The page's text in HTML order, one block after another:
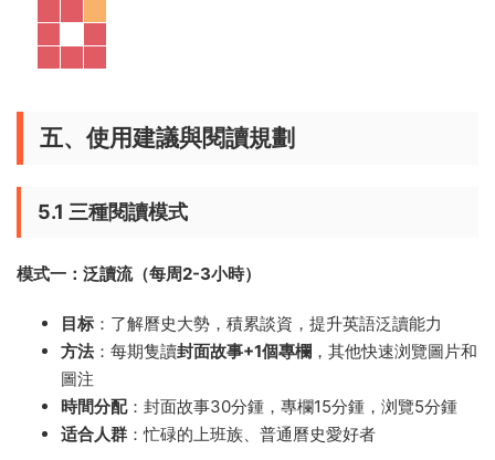
五、使用建議與閱讀規劃
5.1 三種閱讀模式
模式一：泛讀流（每周2-3小時）
目标 ：了解曆史大勢，積累談資，提升英語泛讀能力
方法：每期隻讀封面故事+1個專欄 ，其他快速浏覽圖片和
圖注
時間分配：封面故事30分鍾，專欄15分鍾，浏覽5分鍾
适合人群 ：忙碌的上班族、普通曆史愛好者